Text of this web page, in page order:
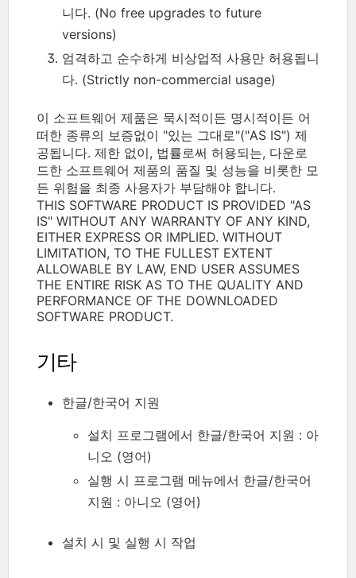
니다. (No free upgrades to future
versions)
엄격하고 순수하게 비상업적 사용만 허용됩니
다. (Strictly non-commercial usage)
이 소프트웨어 제품은 묵시적이든 명시적이든 어
떠한 종류의 보증없이 "있는 그대로"("AS IS") 제
공됩니다. 제한 없이, 법률로써 허용되는, 다운로
드한 소프트웨어 제품의 품질 및 성능을 비롯한 모
든 위험을 최종 사용자가 부담해야 합니다.
THIS SOFTWARE PRODUCT IS PROVIDED "AS
IS" WITHOUT ANY WARRANTY OF ANY KIND,
EITHER EXPRESS OR IMPLIED. WITHOUT
LIMITATION, TO THE FULLEST EXTENT
ALLOWABLE BY LAW, END USER ASSUMES
THE ENTIRE RISK AS TO THE QUALITY AND
PERFORMANCE OF THE DOWNLOADED
SOFTWARE PRODUCT.
기타
한글/한국어 지원
설치 프로그램에서 한글/한국어 지원 : 아
니오 (영어)
실행 시 프로그램 메뉴에서 한글/한국어
지원 : 아니오 (영어)
설치 시 및 실행 시 작업